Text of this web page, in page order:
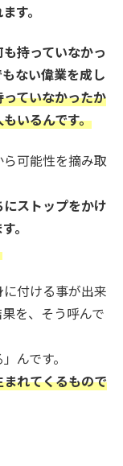
す。
持っていなかっ
ない偉業を成し
ていなかったか
いるんです。
可能性を摘み取
ストップをかけ
。
に付ける事が出来
を、そう呼んで
んです。
まれてくるもので